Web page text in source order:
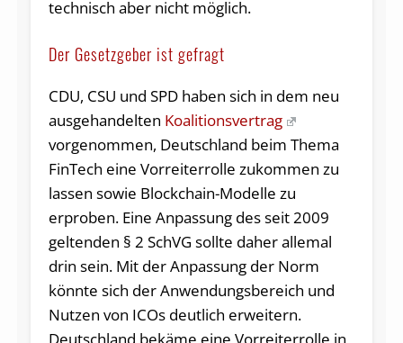
technisch aber nicht möglich.
Der Gesetzgeber ist gefragt
CDU, CSU und SPD haben sich in dem neu
ausgehandelten Koalitionsvertrag
vorgenommen, Deutschland beim Thema
FinTech eine Vorreiterrolle zukommen zu
lassen sowie Blockchain-Modelle zu
erproben. Eine Anpassung des seit 2009
geltenden § 2 SchVG sollte daher allemal
drin sein. Mit der Anpassung der Norm
könnte sich der Anwendungsbereich und
Nutzen von ICOs deutlich erweitern.
Deutschland bekäme eine Vorreiterrolle in